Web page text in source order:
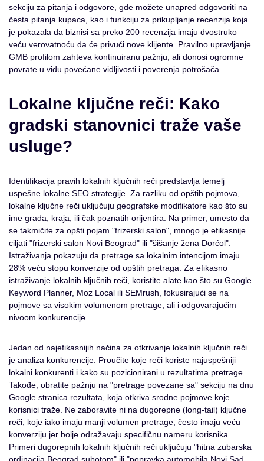
sekciju za pitanja i odgovore, gde možete unapred odgovoriti na
česta pitanja kupaca, kao i funkciju za prikupljanje recenzija koja
je pokazala da biznisi sa preko 200 recenzija imaju dvostruko
veću verovatnoću da će privući nove klijente. Pravilno upravljanje
GMB profilom zahteva kontinuiranu pažnju, ali donosi ogromne
povrate u vidu povećane vidljivosti i poverenja potrošača.
Lokalne ključne reči: Kako
gradski stanovnici traže vaše
usluge?
Identifikacija pravih lokalnih ključnih reči predstavlja temelj
uspešne lokalne SEO strategije. Za razliku od opštih pojmova,
lokalne ključne reči uključuju geografske modifikatore kao što su
ime grada, kraja, ili čak poznatih orijentira. Na primer, umesto da
se takmičite za opšti pojam "frizerski salon", mnogo je efikasnije
ciljati "frizerski salon Novi Beograd" ili "šišanje žena Dorćol".
Istraživanja pokazuju da pretrage sa lokalnim intencijom imaju
28% veću stopu konverzije od opštih pretraga. Za efikasno
istraživanje lokalnih ključnih reči, koristite alate kao što su Google
Keyword Planner, Moz Local ili SEMrush, fokusirajući se na
pojmove sa visokim volumenom pretrage, ali i odgovarajućim
nivoom konkurencije.
Jedan od najefikasnijih načina za otkrivanje lokalnih ključnih reči
je analiza konkurencije. Proučite koje reči koriste najuspešniji
lokalni konkurenti i kako su pozicionirani u rezultatima pretrage.
Takođe, obratite pažnju na "pretrage povezane sa" sekciju na dnu
Google stranica rezultata, koja otkriva srodne pojmove koje
korisnici traže. Ne zaboravite ni na dugorepne (long-tail) ključne
reči, koje iako imaju manji volumen pretrage, često imaju veću
konverziju jer bolje odražavaju specifičnu nameru korisnika.
Primeri dugorepnih lokalnih ključnih reči uključuju "hitna zubarska
ordinacija Beograd subotom" ili "popravka automobila Novi Sad